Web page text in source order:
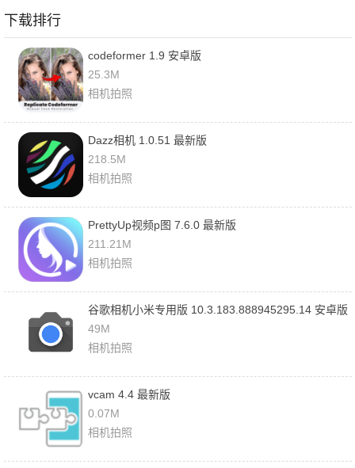
下载排行
codeformer 1.9 安卓版
25.3M
相机拍照
Dazz相机 1.0.51 最新版
218.5M
相机拍照
PrettyUp视频p图 7.6.0 最新版
211.21M
相机拍照
谷歌相机小米专用版 10.3.183.888945295.14 安卓版
49M
相机拍照
vcam 4.4 最新版
0.07M
相机拍照